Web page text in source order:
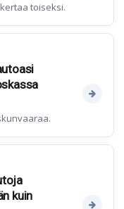
toiseksi.
kuin